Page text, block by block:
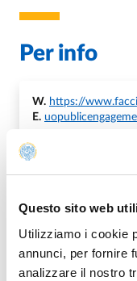
Questo sito web
Utilizziamo i cookie
annunci, per fornire
analizzare il nostro
Per info
W. https://
E.
U.O.